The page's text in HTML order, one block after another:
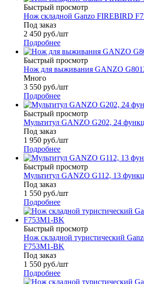
Быстрый просмотр
Нож складной Ganzo FIREBIRD
Под заказ
2 450 руб./шт
Подробнее
Быстрый просмотр
Нож для выживания GANZO
Много
3 550 руб./шт
Подробнее
Быстрый просмотр
Мультитул GANZO G202, 24
Под заказ
1 950 руб./шт
Подробнее
Быстрый просмотр
Мультитул GANZO G112, 13
Под заказ
1 550 руб./шт
Подробнее
Быстрый просмотр
Нож складной туристический
F753M1-BK
Под заказ
1 550 руб./шт
Подробнее